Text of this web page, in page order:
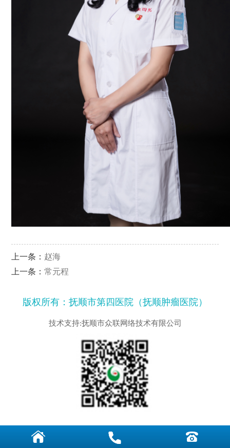
上一条： 赵海
上一条：常元程
版权所有：抚顺市第四医院（抚顺肿瘤医院）
技术支持:抚顺市众联网络技术有限公司
  